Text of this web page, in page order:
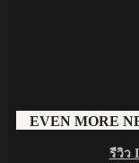
EVEN MORE
รีวิว